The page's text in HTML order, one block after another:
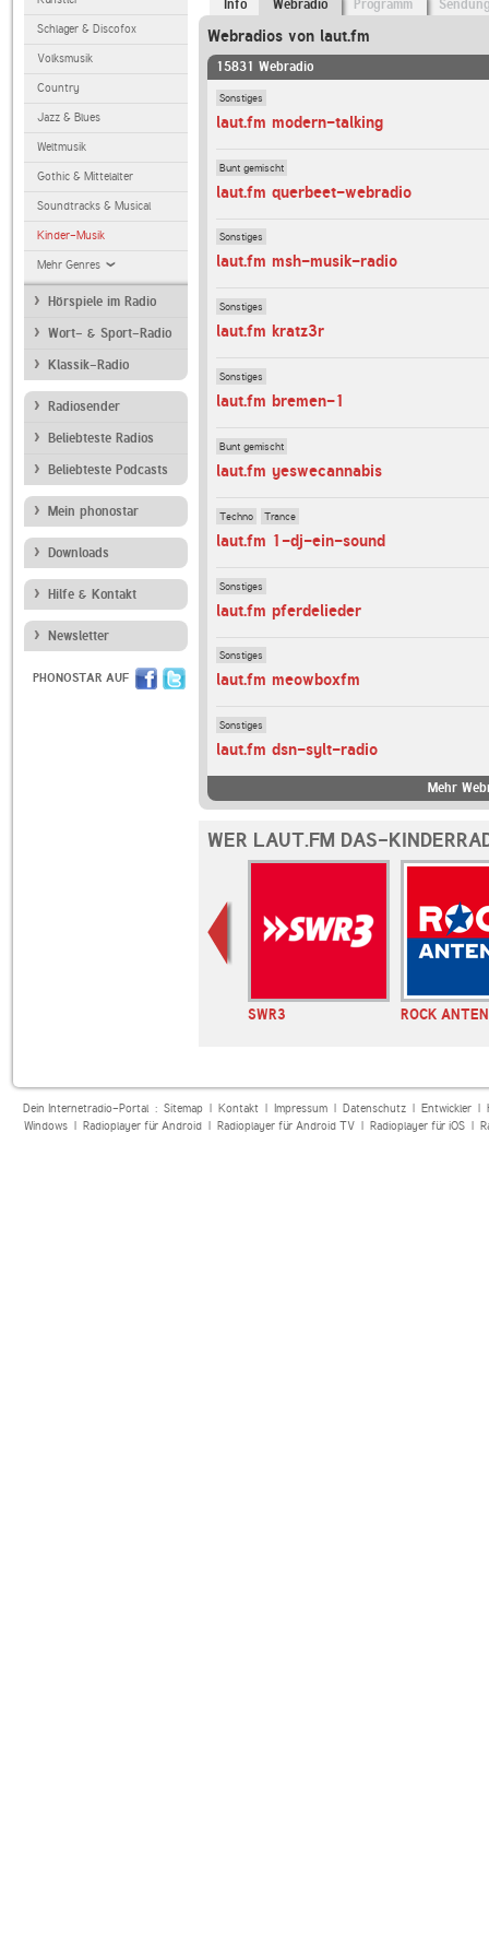
Schlager & Discofox
Volksmusik
Country
Jazz & Blues
Weltmusik
Gothic & Mittelalter
Soundtracks & Musical
Kinder-Musik
Mehr Genres
Hörspiele im Radio
Wort- & Sport-Radio
Klassik-Radio
Radiosender
Beliebteste Radios
Beliebteste Podcasts
Mein phonostar
Downloads
Hilfe & Kontakt
Newsletter
PHONOSTAR AUF
Info Webradio Programm
Webradios von laut.fm
15831 Webradio
Sonstiges
laut.fm modern-talking
Bunt gemischt
laut.fm querbeet-webradio
Sonstiges
laut.fm msh-musik-radio
Sonstiges
laut.fm kratz3r
Sonstiges
laut.fm bremen-1
Bunt gemischt
laut.fm yeswecannabis
Techno Trance
laut.fm 1-dj-ein-sound
Sonstiges
laut.fm pferdelieder
Sonstiges
laut.fm meowboxfm
Sonstiges
laut.fm dsn-sylt-radio
Mehr
WER LAUT.FM DAS-
SWR3 ROCK
Dein Internetradio-Portal : Sitemap| Kontakt| Impressum| Datenschutz| Entwickler|
Windows| Radioplayer für Android| Radioplayer für Android TV| Radioplayer für iOS|